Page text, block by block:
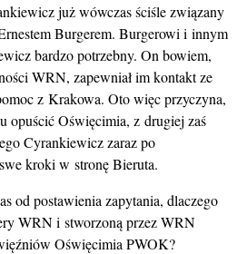
już wówczas ściśle związany
Burgerem. Burgerowi i innym
bardzo potrzebny. On bowiem,
WRN, zapewniał im kontakt ze
z Krakowa. Oto więc przyczyna,
opuścić Oświęcimia, z drugiej zaś
Cyrankiewicz zaraz po
kroki w stronę Bieruta.
od postawienia zapytania, dlaczego
WRN i stworzoną przez WRN
Oświęcimia PWOK?